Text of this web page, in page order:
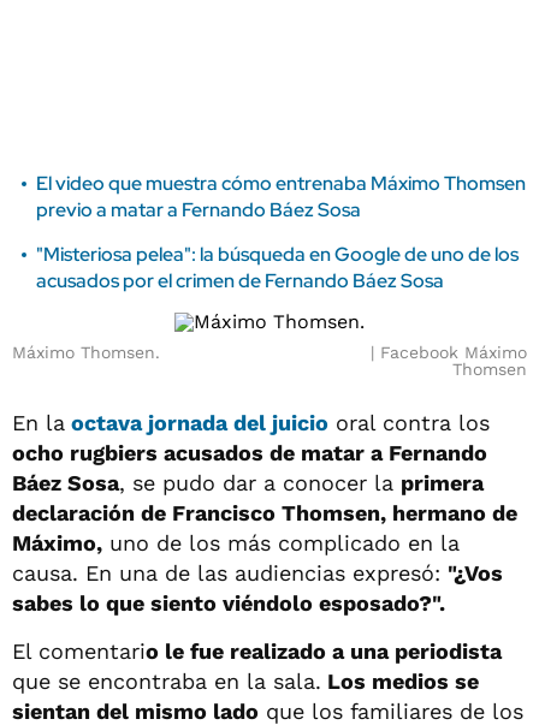
El video que muestra cómo entrenaba Máximo Thomsen
previo a matar a Fernando Báez Sosa
"Misteriosa pelea": la búsqueda en Google de uno de los
acusados por el crimen de Fernando Báez Sosa
Máximo Thomsen.
Facebook Máximo
Thomsen
En la octava jornada del juicio oral contra los
ocho rugbiers acusados de matar a Fernando
Báez Sosa, se pudo dar a conocer la primera
declaración de Francisco Thomsen, hermano de
Máximo, uno de los más complicado en la
causa. En una de las audiencias expresó: "¿Vos
sabes lo que siento viéndolo esposado?".
El comentario le fue realizado a una periodista
que se encontraba en la sala. Los medios se
sientan del mismo lado que los familiares de los